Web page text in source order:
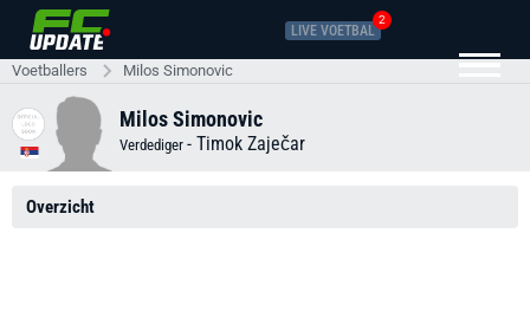
LIVE VOETBAL
2
Voetballers Milos Simonovic
Milos Simonovic
Verdediger - Timok Zaječar
Overzicht